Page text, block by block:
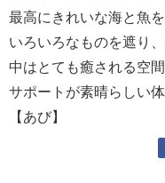
最高にきれいな海と魚
いろいろなものを遮り
中はとても癒される空
サポートが素晴らしい
【あび】